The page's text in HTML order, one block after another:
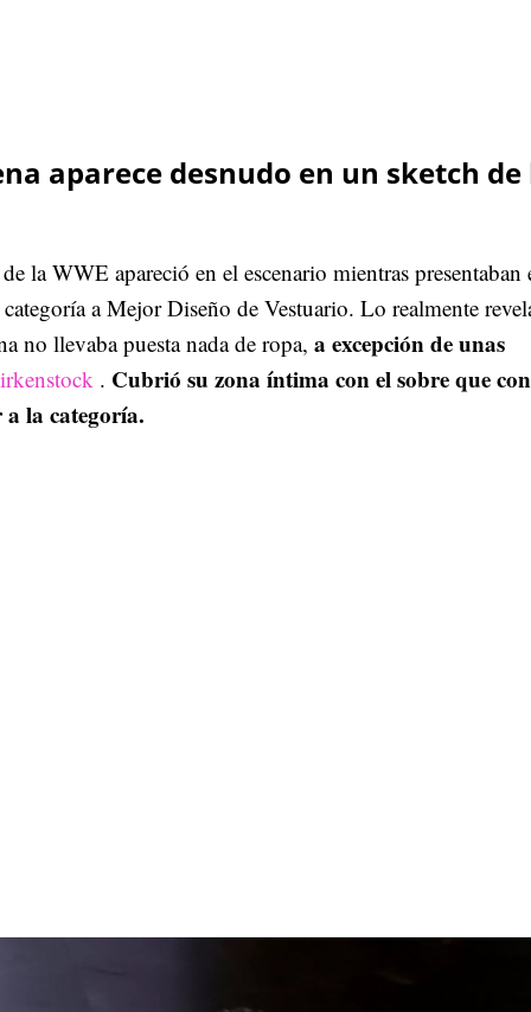
aparece desnudo en un sketch de
la WWE apareció en el escenario mientras presentaban
a Mejor Diseño de Vestuario. Lo realmente
no llevaba puesta nada de ropa, a excepción de unas
. Cubrió su zona íntima con el sobre que
la categoría.